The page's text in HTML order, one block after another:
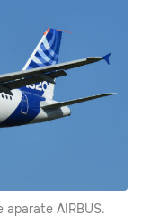
AIRBUS.